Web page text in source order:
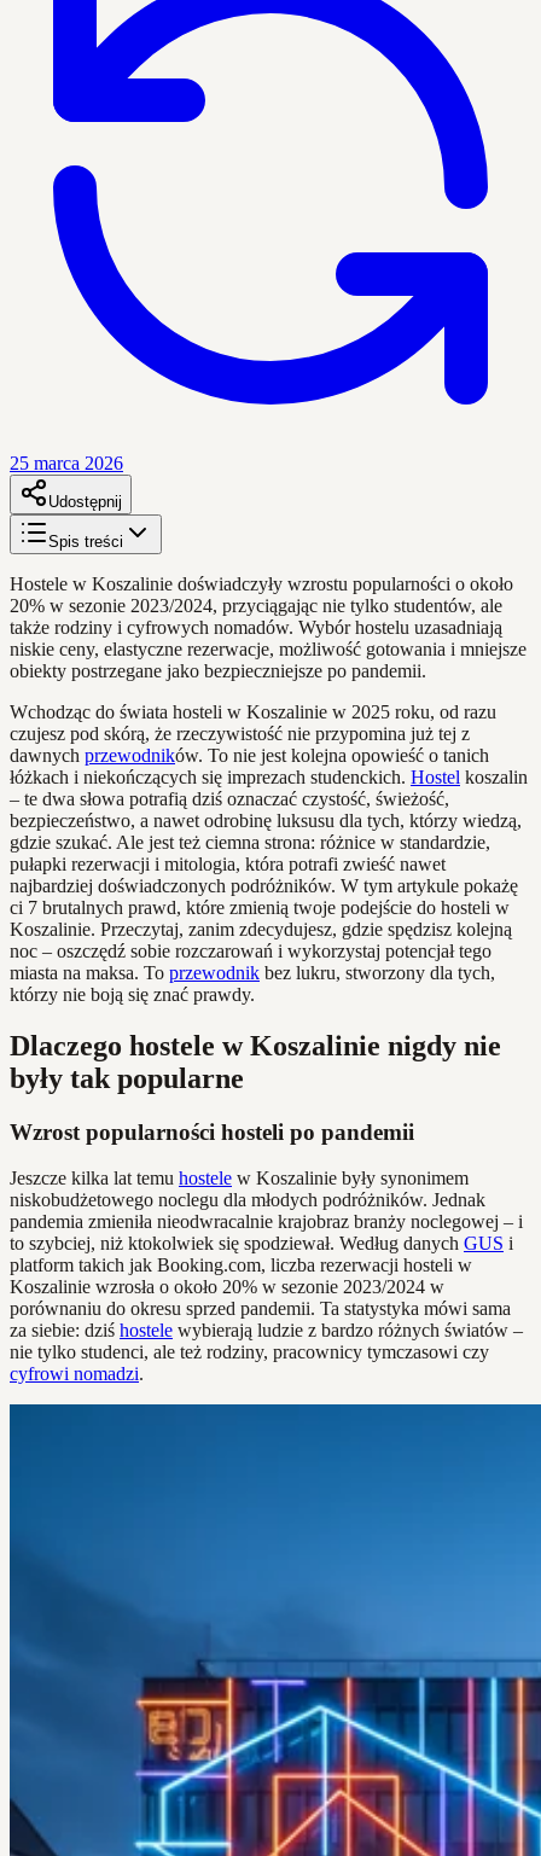
25 marca 2026
Udostępnij
Spis treści
Hostele w Koszalinie doświadczyły wzrostu popularności o około
20% w sezonie 2023/2024, przyciągając nie tylko studentów, ale
także rodziny i cyfrowych nomadów. Wybór hostelu uzasadniają
niskie ceny, elastyczne rezerwacje, możliwość gotowania i mniejsze
obiekty postrzegane jako bezpieczniejsze po pandemii.
Wchodząc do świata hosteli w Koszalinie w 2025 roku, od razu
czujesz pod skórą, że rzeczywistość nie przypomina już tej z
dawnych przewodników. To nie jest kolejna opowieść o tanich
łóżkach i niekończących się imprezach studenckich. Hostel koszalin
– te dwa słowa potrafią dziś oznaczać czystość, świeżość,
bezpieczeństwo, a nawet odrobinę luksusu dla tych, którzy wiedzą,
gdzie szukać. Ale jest też ciemna strona: różnice w standardzie,
pułapki rezerwacji i mitologia, która potrafi zwieść nawet
najbardziej doświadczonych podróżników. W tym artykule pokażę
ci 7 brutalnych prawd, które zmienią twoje podejście do hosteli w
Koszalinie. Przeczytaj, zanim zdecydujesz, gdzie spędzisz kolejną
noc – oszczędź sobie rozczarowań i wykorzystaj potencjał tego
miasta na maksa. To przewodnik bez lukru, stworzony dla tych,
którzy nie boją się znać prawdy.
Dlaczego hostele w Koszalinie nigdy nie
były tak popularne
Wzrost popularności hosteli po pandemii
Jeszcze kilka lat temu hostele w Koszalinie były synonimem
niskobudżetowego noclegu dla młodych podróżników. Jednak
pandemia zmieniła nieodwracalnie krajobraz branży noclegowej – i
to szybciej, niż ktokolwiek się spodziewał. Według danych GUS i
platform takich jak Booking.com, liczba rezerwacji hosteli w
Koszalinie wzrosła o około 20% w sezonie 2023/2024 w
porównaniu do okresu sprzed pandemii. Ta statystyka mówi sama
za siebie: dziś hostele wybierają ludzie z bardzo różnych światów –
nie tylko studenci, ale też rodziny, pracownicy tymczasowi czy
cyfrowi nomadzi.